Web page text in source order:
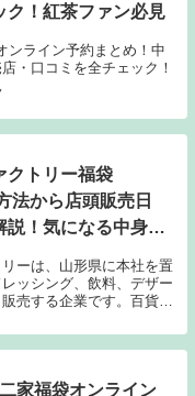
ク！紅茶ファン必見
ンライン予約まとめ！中
・口コミを全チェック！
クトリー福袋
法から店頭販売日
説！気になる中身ネ
ーは、山形県に本社を置
ッシング、飲料、デザー
売する企業です。百貨店
った商品を全国に提供し
素材を活かした商品展開
家福袋オンライン